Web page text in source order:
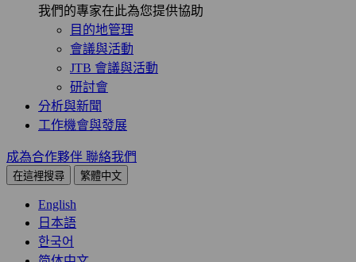
我們的專家在此為您提供協助
目的地管理
會議與活動
JTB 會議與活動
研討會
分析與新聞
工作機會與發展
成為合作夥伴 聯絡我們
在這裡搜尋 繁體中文
English
日本語
한국어